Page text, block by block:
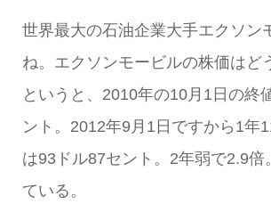
世界最大の石油企業大手エクソン
ね。エクソンモービルの株価はど
というと、2010年の10月1日の終
ント。2012年9月1日ですから1年
は93ドル87セント。2年弱で2.9倍
ている。